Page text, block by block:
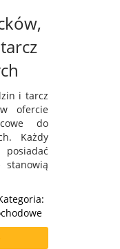
i tarcz
ofercie
do
Każdy
stanowią